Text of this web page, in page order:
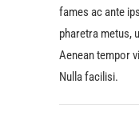
fames ac ante
pharetra metus,
Aenean tempor
Nulla facilisi.